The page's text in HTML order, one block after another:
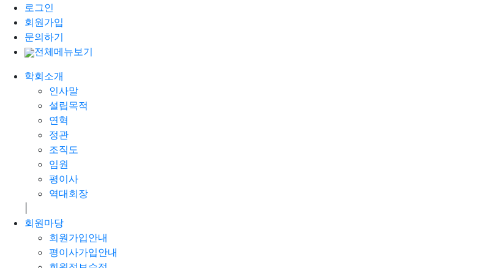
로그인
회원가입
문의하기
전체메뉴보기
학회소개
인사말
설립목적
연혁
정관
조직도
임원
평이사
역대회장
회원마당
회원가입안내
평이사가입안내